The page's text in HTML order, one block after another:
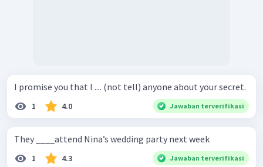
I promise you that I .... (not tell) anyone about your secret.
1 4.0 Jawaban terverifikasi
They ____attend Nina’s wedding party next week
1 4.3 Jawaban terverifikasi